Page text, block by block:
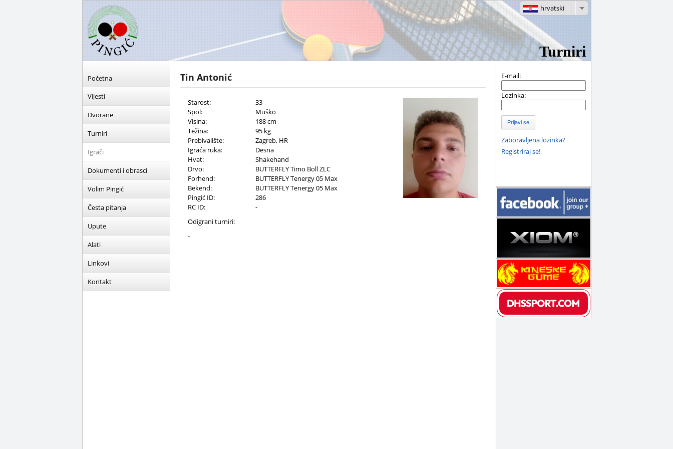
Turniri
hrvatski
Početna
Vijesti
Dvorane
Turniri
Igrači
Dokumenti i obrasci
Volim Pingić
Česta pitanja
Upute
Alati
Linkovi
Kontakt
Tin Antonić
Starost:
33
Spol:
Muško
Visina:
188 cm
Težina:
95 kg
Prebivalište:
Zagreb, HR
Igraća ruka:
Desna
Hvat:
Shakehand
Drvo:
BUTTERFLY Timo Boll ZLC
Forhend:
BUTTERFLY Tenergy 05 Max
Bekend:
BUTTERFLY Tenergy 05 Max
Pingić ID:
286
RC ID:
-
Odigrani turniri:
-
E-mail:
Lozinka:
Prijavi se
Zaboravljena lozinka?
Registriraj se!